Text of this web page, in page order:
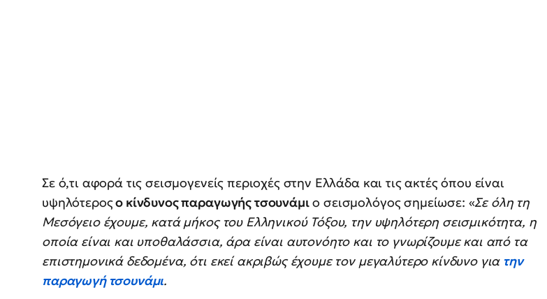
Σε ό,τι αφορά τις σεισμογενείς περιοχές στην Ελλάδα και τις ακτές όπου είναι
υψηλότεροςο κίνδυνος παραγωγής τσουνάμιο σεισμολόγος σημείωσε: «Σε όλη τη
Μεσόγειο έχουμε, κατά μήκος του Ελληνικού Τόξου, την υψηλότερη σεισμικότητα, η
οποία είναι και υποθαλάσσια, άρα είναι αυτονόητο και το γνωρίζουμε και από τα
επιστημονικά δεδομένα, ότι εκεί ακριβώς έχουμε τον μεγαλύτερο κίνδυνο για την
παραγωγή τσουνάμι.